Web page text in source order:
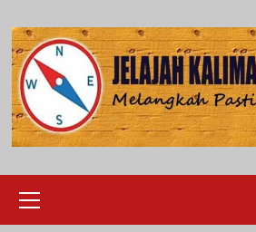
to
content
Menu